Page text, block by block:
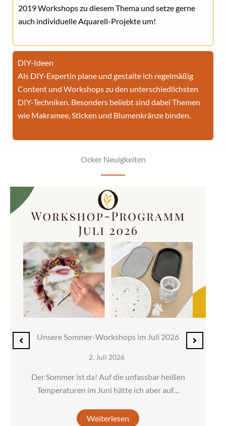
2019 Workshops zu diesem Thema und setze gerne
auch individuelle Aquarell-Projekte um!
DIY-Ideen
Als DIY-Expertin plane und gestalte ich regelmäßig
Content und Workshops zu den unterschiedlichsten
DIY-Techniken. Besonders beliebt sind dabei Themen
wie Makramee, Sticken und Blumenkränze binden.
Ocker Neuigkeiten
Unsere Sommer-Workshops im Juli 2026
2. Juli 2026
Der Sommer ist da! Auf die unfassbar heißen
Temperaturen im Juni hätte ich aber auf…
Weiterlesen